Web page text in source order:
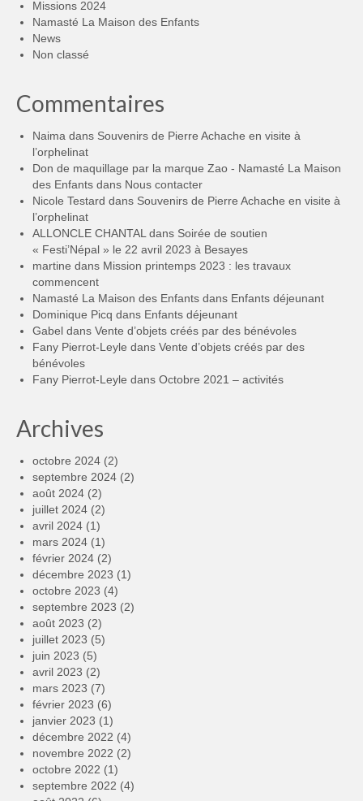
Missions 2024
Namasté La Maison des Enfants
News
Non classé
Commentaires
Naima dans Souvenirs de Pierre Achache en visite à
l’orphelinat
Don de maquillage par la marque Zao - Namasté La Maison
des Enfants dans Nous contacter
Nicole Testard dans Souvenirs de Pierre Achache en visite à
l’orphelinat
ALLONCLE CHANTAL dans Soirée de soutien
« Festi’Népal » le 22 avril 2023 à Besayes
martine dans Mission printemps 2023 : les travaux
commencent
Namasté La Maison des Enfants dans Enfants déjeunant
Dominique Picq dans Enfants déjeunant
Gabel dans Vente d’objets créés par des bénévoles
Fany Pierrot-Leyle dans Vente d’objets créés par des
bénévoles
Fany Pierrot-Leyle dans Octobre 2021 – activités
Archives
octobre 2024 (2)
septembre 2024 (2)
août 2024 (2)
juillet 2024 (2)
avril 2024 (1)
mars 2024 (1)
février 2024 (2)
décembre 2023 (1)
octobre 2023 (4)
septembre 2023 (2)
août 2023 (2)
juillet 2023 (5)
juin 2023 (5)
avril 2023 (2)
mars 2023 (7)
février 2023 (6)
janvier 2023 (1)
décembre 2022 (4)
novembre 2022 (2)
octobre 2022 (1)
septembre 2022 (4)